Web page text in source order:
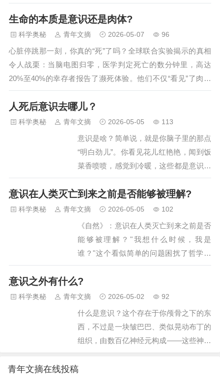
四节气，是咱们老祖宗顶级大自然攻略、
麻木，也不是刺痛，更像是一种被突然放
大的“存在感”，仿佛脚心在轻微“嗡嗡作
响”。长期以来，不少人以为这是自己的
怪癖，但研究显示，大约四分之一的人在
高处会感到明显不适，而在实验环境中，
绝大多数人在面对高度落差时，其身体平
科学的视角认为，这种感觉并不“非理
生命的本质是意识还是肉体?
科学奥秘 青年文摘 2026-05-07 96
心脏停跳那一刻，你真的“死”了吗？全球联合实验揭示的真相
令人战栗：当脑电图归零，医学判定死亡的数分钟里，高达
20%至40%的幸存者报告了濒死体验。他们不仅“看见”了肉体
之外的世界，甚至精准复述了医生在“死亡时间”内的对话！这
彻底颠覆了教科书，将终极问题推向风口浪尖：生命的本质，
究竟是这具会腐烂的皮囊，还是某种不灭的灵魂？长期以来，
科学界将意识视为大脑的副产品，但无数确凿案例正在撕开这
层铁幕。在AWARE研究中，一位名为帕姆·雷诺兹的患者经历
了“深低温停循环”，她的血液被抽干，脑电波完全消失。然
人死后意识去哪儿？
科学奥秘 青年文摘 2026-05-05 113
意识是啥？简单说，就是你脑子里的那点
“明白劲儿”。你看见花儿红艳艳，闻到饭
菜香喷喷，感觉到冷暖，这些都是意识在
起作用。它是大脑忙活的结果，靠着眼
睛、耳朵这些“零件”收集外面的信息，再
由脑子加工成你能懂的感觉。人死后意识
去哪儿？科学说没影儿，70%人却信有归
宿人活着的时候，意识忙得不亦乐乎。眼
睛看，耳朵听，脑子想，随时随地都在处
就没了。有人不信这个邪，觉得…
意识在人类灭亡到来之前是否能够被理解?
科学奥秘 青年文摘 2026-05-05 102
《自然》：意识在人类灭亡到来之前是否
能够被理解？"我想什么时候，我是
谁？"这个看似简单的问题困扰了哲学家
和科学家数千年。最近，记者迈克尔·波
伦用五年时间采访了神经科学家、哲学
家、植物生物学家和小说家，试图从多个
角度理解意识的本质。他的新著作《世界
显现》刚刚出版，再次点燃了这个古老问
题的新火焰。但当波伦最终完成这段探索
意识之外有什么?
科学奥秘 青年文摘 2026-05-02 92
什么是意识？这个存在于你颅骨之下的东
西，不过是一块皱巴巴、类似晃动布丁的
组织，由数百亿神经元构成——这些神经
识、自我、感知与情感，乃至所谓的“灵
青年文摘在线投稿